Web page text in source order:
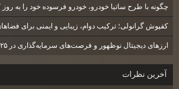
چگونه با طرح ساتیا خودرو، خودرو فرسوده خود را به روز
کفپوش گرانولی؛ ترکیب دوام، زیبایی و ایمنی برای
ارزهای دیجیتال نوظهور و فرصت‌های سرمایه‌گذاری در ۲۰۲۵
آخرين نظرات